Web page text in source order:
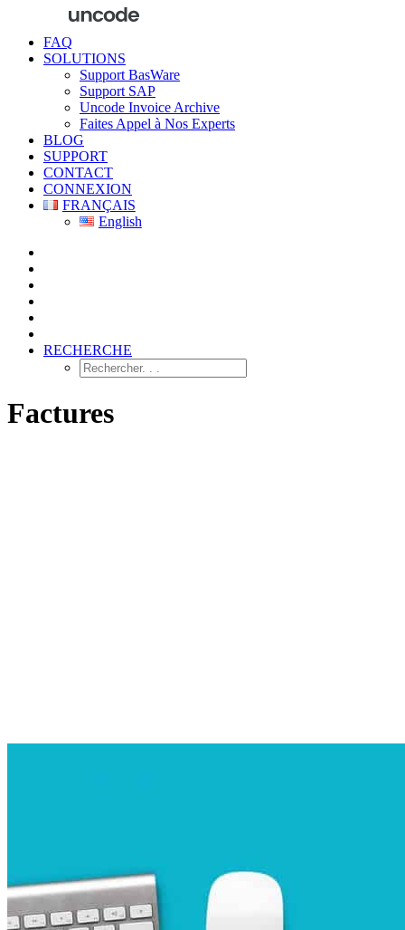
FAQ
SOLUTIONS
Support BasWare
Support SAP
Uncode Invoice Archive
Faites Appel à Nos Experts
BLOG
SUPPORT
CONTACT
CONNEXION
FRANÇAIS
English
RECHERCHE
Factures